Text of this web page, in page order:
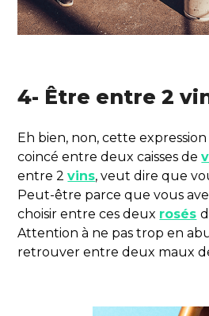
4- Être entre 2
Eh bien, non, cette
coincé entre deux caisses de
entre 2vins, veut dire que
Peut-être parce que vous
choisir entre ces deux rosés
Attention à ne pas trop en
retrouver entre deux maux